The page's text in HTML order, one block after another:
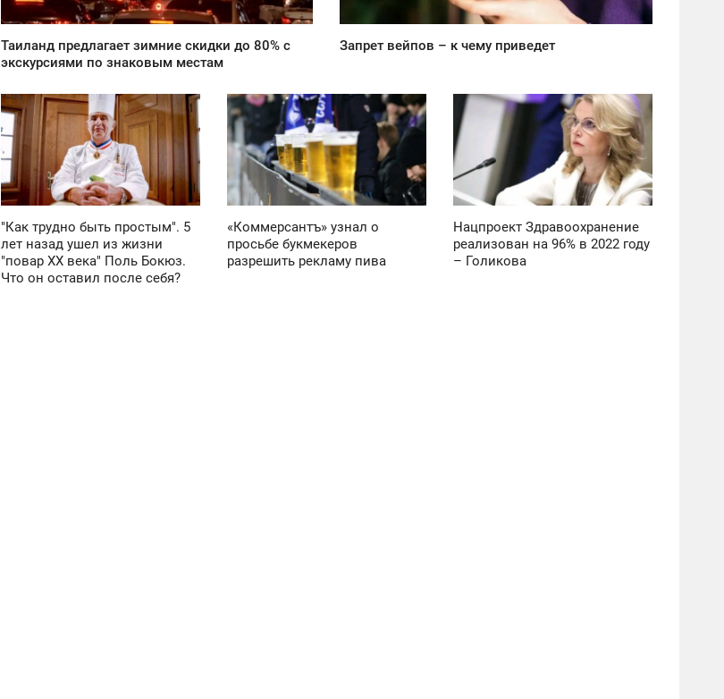
Таиланд предлагает зимние скидки до 80% с
экскурсиями по знаковым местам
Запрет вейпов – к чему приведет
"Как трудно быть простым". 5
лет назад ушел из жизни
"повар ХХ века" Поль Бокюз.
Что он оставил после себя?
00:28
«Коммерсантъ» узнал о
просьбе букмекеров
разрешить рекламу пива
20:33
3 488
Нацпроект Здравоохранение
реализован на 96% в 2022 году
– Голикова